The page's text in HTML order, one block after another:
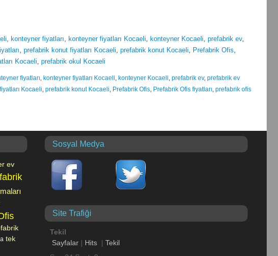
, konteyner fiyatları, konteyner fiyatları Kocaeli, konteyner Kocaeli, prefabrik ev,
, prefabrik konut fiyatları Kocaeli, prefabrik konut Kocaeli, Prefabrik Ofis,
Kocaeli, prefabrik okul Kocaeli
fiyatları, konteyner fiyatları Kocaeli, konteyner Kocaeli, prefabrik ev, prefabrik ev
Kocaeli, prefabrik konut Kocaeli, Prefabrik Ofis, Prefabrik Ofis fiyatları, prefabrik ofis
ev
tek
Sosyal Medya
Site Trafiği
Tekil
Sayfalar | Hits | Tekil